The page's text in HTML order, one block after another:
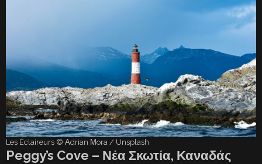
Les Éclaireurs © Αdrian Μora / Unsplash
Peggy’s Cove – Νέα Σκωτία, Καναδάς